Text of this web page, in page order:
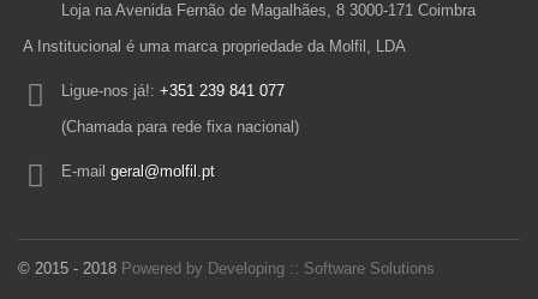
© 2015 - 2018 Powered by Developing :: Software Solutions
Loja na Avenida Fernão de Magalhães, 8 3000-171 Coimbra
A Institucional é uma marca propriedade da Molfil, LDA
Ligue-nos já!: +351 239 841 077
(Chamada para rede fixa nacional)
E-mail geral@molfil.pt